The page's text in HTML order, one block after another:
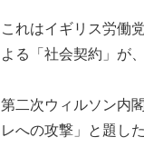
これはイギリス労働
よる「社会契約」が
第二次ウィルソン内
レへの攻撃」と題し